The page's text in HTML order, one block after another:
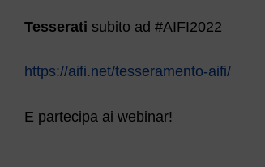
Tesserati subito ad #AIFI2022
https://aifi.net/tesseramento-aifi/
E partecipa ai webinar!